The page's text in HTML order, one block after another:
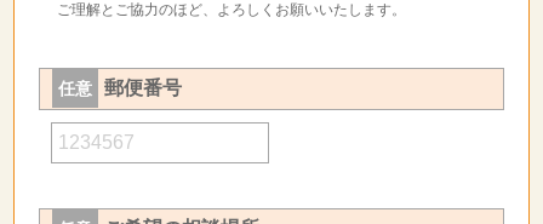
ご理解とご協力のほど、よろしくお願いいたします。
任意 郵便番号